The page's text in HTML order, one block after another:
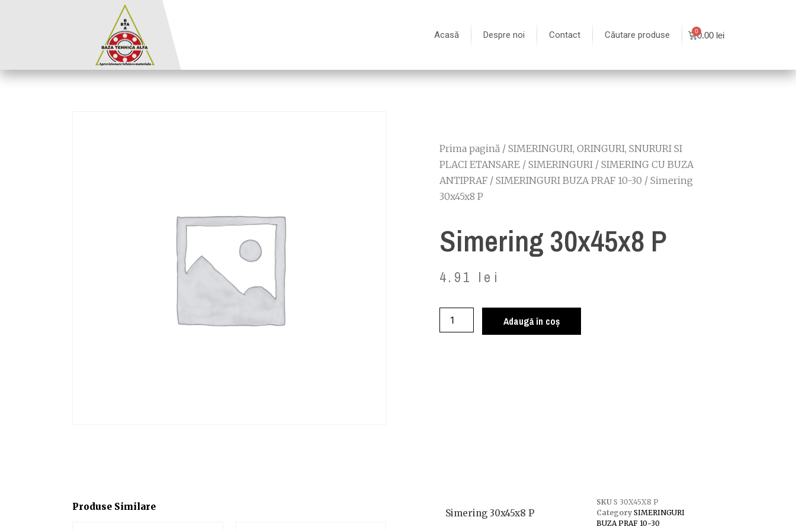
Acasă Despre noi Contact Căutare produse 0.00 lei
Prima pagină / SIMERINGURI, ORINGURI, SNURURI SI
PLACI ETANSARE / SIMERINGURI / SIMERING CU BUZA
ANTIPRAF / SIMERINGURI BUZA PRAF 10-30 / Simering
30x45x8 P
Simering 30x45x8 P
4.91 lei
Adaugă în coș
Produse Similare
Simering 30x45x8 P
SKU S 30X45X8 P
Category SIMERINGURI
BUZA PRAF 10-30